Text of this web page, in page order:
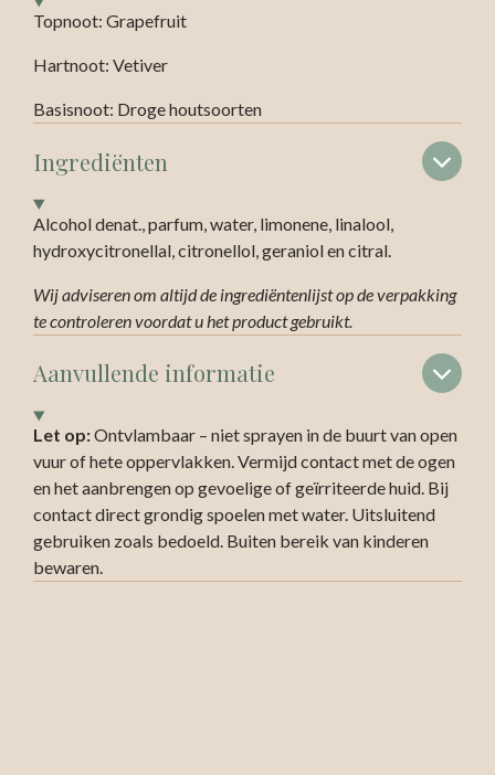
Topnoot: Grapefruit
Hartnoot: Vetiver
Basisnoot: Droge houtsoorten
Ingrediënten
Alcohol denat., parfum, water, limonene, linalool,
hydroxycitronellal, citronellol, geraniol en citral.
Wij adviseren om altijd de ingrediëntenlijst op de verpakking
te controleren voordat u het product gebruikt.
Aanvullende informatie
Let op:Ontvlambaar – niet sprayen in de buurt van open
vuur of hete oppervlakken. Vermijd contact met de ogen
en het aanbrengen op gevoelige of geïrriteerde huid. Bij
contact direct grondig spoelen met water. Uitsluitend
gebruiken zoals bedoeld. Buiten bereik van kinderen
bewaren.